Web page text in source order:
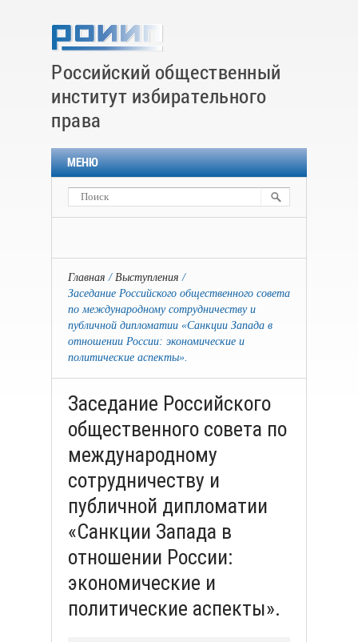
Российский общественный
институт избирательного
права
МЕНЮ
Главная
Выступления
Заседание Российского общественного совета
по международному сотрудничеству и
публичной дипломатии «Санкции Запада в
отношении России: экономические и
политические аспекты».
Заседание Российского
общественного совета по
международному
сотрудничеству и
публичной дипломатии
«Санкции Запада в
отношении России:
экономические и
политические аспекты».